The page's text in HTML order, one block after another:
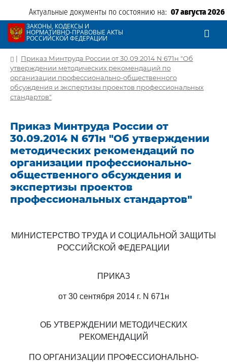
Актуальные документы по состоянию на: 07 августа 2026
ЗАКОНЫ, КОДЕКСЫ И
НОРМАТИВНО-ПРАВОВЫЕ АКТЫ
РОССИЙСКОЙ ФЕДЕРАЦИИ
| Приказ Минтруда России от 30.09.2014 N 671н "Об
утверждении методических рекомендаций по
организации профессионально-общественного
обсуждения и экспертизы проектов профессиональных
стандартов"
Приказ Минтруда России от
30.09.2014 N 671н "Об утверждении
методических рекомендаций по
организации профессионально-
общественного обсуждения и
экспертизы проектов
профессиональных стандартов"
МИНИСТЕРСТВО ТРУДА И СОЦИАЛЬНОЙ ЗАЩИТЫ
РОССИЙСКОЙ ФЕДЕРАЦИИ
ПРИКАЗ
от 30 сентября 2014 г. N 671н
ОБ УТВЕРЖДЕНИИ МЕТОДИЧЕСКИХ
РЕКОМЕНДАЦИЙ
ПО ОРГАНИЗАЦИИ ПРОФЕССИОНАЛЬНО-